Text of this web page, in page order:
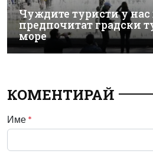
Чуждите туристи у нас
предпочитат градски
море
КОМЕНТИРАЙ
Име *